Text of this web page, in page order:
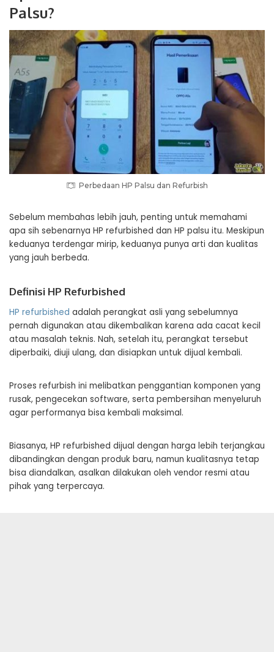
Palsu?
Perbedaan HP Palsu dan Refurbish
Sebelum membahas lebih jauh, penting untuk memahami
apa sih sebenarnya HP refurbished dan HP palsu itu. Meskipun
keduanya terdengar mirip, keduanya punya arti dan kualitas
yang jauh berbeda.
Definisi HP Refurbished
HP refurbished adalah perangkat asli yang sebelumnya
pernah digunakan atau dikembalikan karena ada cacat kecil
atau masalah teknis. Nah, setelah itu, perangkat tersebut
diperbaiki, diuji ulang, dan disiapkan untuk dijual kembali.
Proses refurbish ini melibatkan penggantian komponen yang
rusak, pengecekan software, serta pembersihan menyeluruh
agar performanya bisa kembali maksimal.
Biasanya, HP refurbished dijual dengan harga lebih terjangkau
dibandingkan dengan produk baru, namun kualitasnya tetap
bisa diandalkan, asalkan dilakukan oleh vendor resmi atau
pihak yang terpercaya.